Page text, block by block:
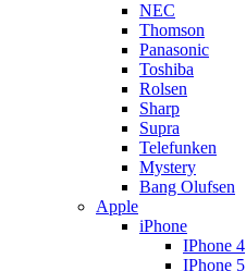
NEC
Thomson
Panasonic
Toshiba
Rolsen
Sharp
Supra
Telefunken
Mystery
Bang Olufsen
Apple
iPhone
IPhone 4
IPhone 5